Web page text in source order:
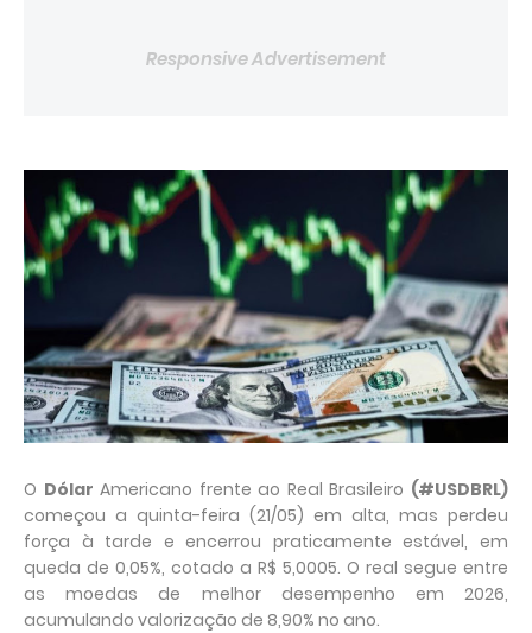
Responsive Advertisement
O Dólar Americano frente ao Real Brasileiro (#USDBRL)
começou a quinta-feira (21/05) em alta, mas perdeu
força à tarde e encerrou praticamente estável, em
queda de 0,05%, cotado a R$ 5,0005. O real segue entre
as moedas de melhor desempenho em 2026,
acumulando valorização de 8,90% no ano.